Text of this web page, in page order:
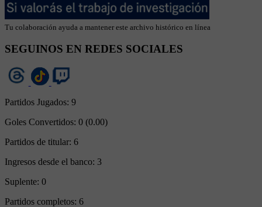
Tu colaboración ayuda a mantener este archivo histórico en línea
SEGUINOS EN REDES SOCIALES
Partidos Jugados: 9
Goles Convertidos: 0 (0.00)
Partidos de titular: 6
Ingresos desde el banco: 3
Suplente: 0
Partidos completos: 6